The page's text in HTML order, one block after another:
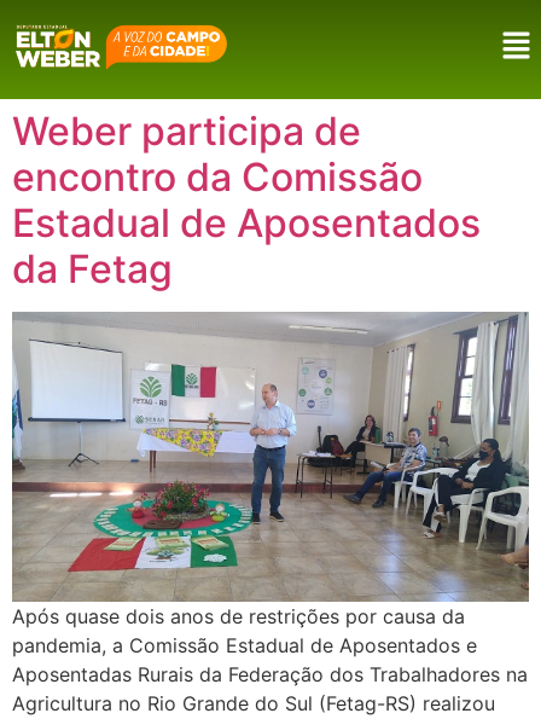
Weber participa de
encontro da Comissão
Estadual de Aposentados
da Fetag
Após quase dois anos de restrições por causa da
pandemia, a Comissão Estadual de Aposentados e
Aposentadas Rurais da Federação dos Trabalhadores na
Agricultura no Rio Grande do Sul (Fetag-RS) realizou